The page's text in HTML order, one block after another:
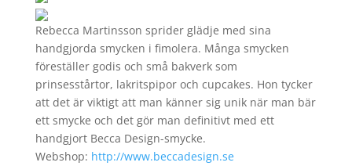
Rebecca Martinsson sprider glädje med sina
handgjorda smycken i fimolera. Många smycken
föreställer godis och små bakverk som
prinsesstårtor, lakritspipor och cupcakes. Hon tycker
att det är viktigt att man känner sig unik när man bär
ett smycke och det gör man definitivt med ett
handgjort Becca Design-smycke.
Webshop: http://www.beccadesign.se